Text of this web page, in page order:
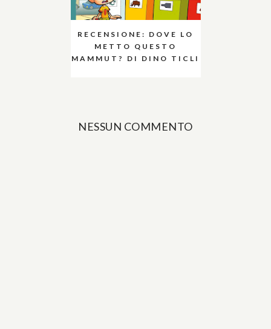
RECENSIONE: DOVE LO
METTO QUESTO
MAMMUT? DI DINO TICLI
NESSUN COMMENTO